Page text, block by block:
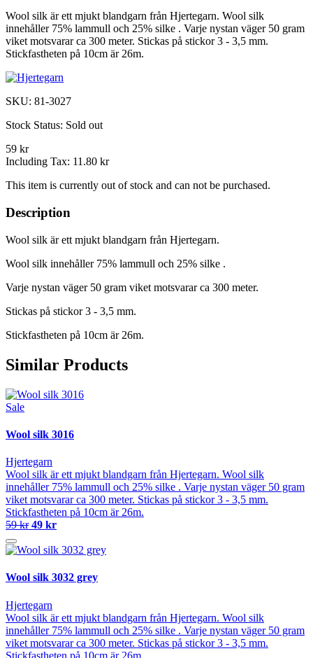
Wool silk är ett mjukt blandgarn från Hjertegarn. Wool silk
innehåller 75% lammull och 25% silke . Varje nystan väger 50 gram
viket motsvarar ca 300 meter. Stickas på stickor 3 - 3,5 mm.
Stickfastheten på 10cm är 26m.
SKU: 81-3027
Stock Status: Sold out
59 kr
Including Tax: 11.80 kr
This item is currently out of stock and can not be purchased.
Description
Wool silk är ett mjukt blandgarn från Hjertegarn.
Wool silk innehåller 75% lammull och 25% silke .
Varje nystan väger 50 gram viket motsvarar ca 300 meter.
Stickas på stickor 3 - 3,5 mm.
Stickfastheten på 10cm är 26m.
Similar Products
Sale
Wool silk 3016
Hjertegarn
Wool silk är ett mjukt blandgarn från Hjertegarn. Wool silk
innehåller 75% lammull och 25% silke . Varje nystan väger 50 gram
viket motsvarar ca 300 meter. Stickas på stickor 3 - 3,5 mm.
Stickfastheten på 10cm är 26m.
59 kr 49 kr
Wool silk 3032 grey
Hjertegarn
Wool silk är ett mjukt blandgarn från Hjertegarn. Wool silk
innehåller 75% lammull och 25% silke . Varje nystan väger 50 gram
viket motsvarar ca 300 meter. Stickas på stickor 3 - 3,5 mm.
Stickfastheten på 10cm är 26m.